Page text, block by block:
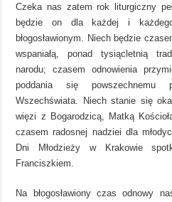
Czeka nas zatem rok liturgiczny
będzie on dla każdej i
błogosławionym. Niech będzie
wspaniałą, ponad tysiącletnią
narodu; czasem odnowienia
poddania się powszechnemu
Wszechświata. Niech stanie się
więzi z Bogarodzicą, Matką
czasem radosnej nadziei dla
Dni Młodzieży w Krakowie
Franciszkiem.
Na błogosławiony czas odnowy